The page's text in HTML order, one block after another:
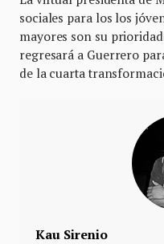
sociales para los los
mayores son su
regresará a Guerrero
de la cuarta
Kau Sirenio